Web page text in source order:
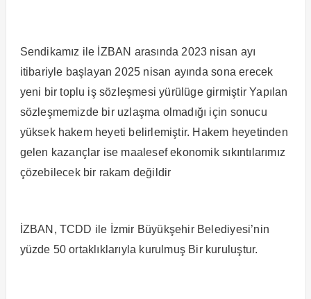
Sendikamız ile İZBAN arasında 2023 nisan ayı
itibariyle başlayan 2025 nisan ayında sona erecek
yeni bir toplu iş sözleşmesi yürülüge girmiştir Yapılan
sözleşmemizde bir uzlaşma olmadığı için sonucu
yüksek hakem heyeti belirlemiştir. Hakem heyetinden
gelen kazançlar ise maalesef ekonomik sıkıntılarımız
çözebilecek bir rakam değildir
İZBAN, TCDD ile İzmir Büyükşehir Belediyesi’nin
yüzde 50 ortaklıklarıyla kurulmuş Bir kuruluştur.